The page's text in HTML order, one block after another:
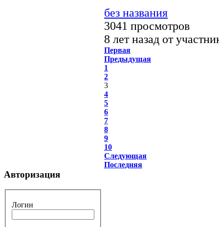
без названия
3041 просмотров
8 лет назад от
Первая
Предыдущая
1
2
3
4
5
6
7
8
9
10
Следующая
Последняя
Авторизация
Логин